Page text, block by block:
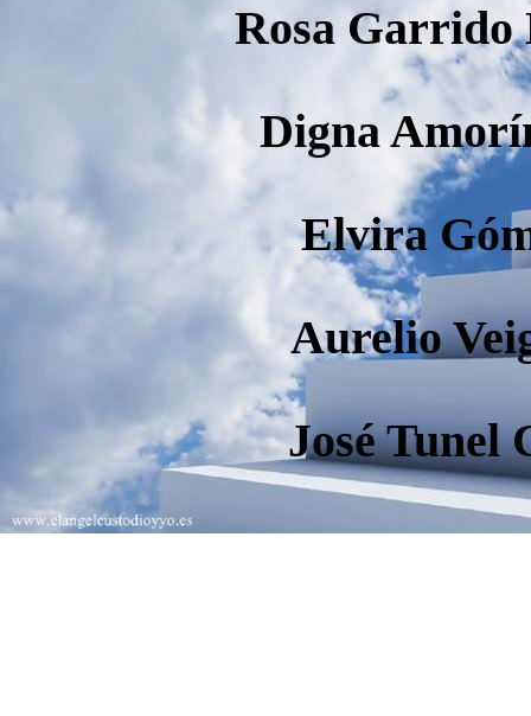
Rosa Garrido
Digna
Elvira
Aurelio
José Tunel